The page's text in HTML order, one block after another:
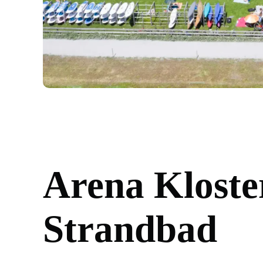
Arena
Strandbad